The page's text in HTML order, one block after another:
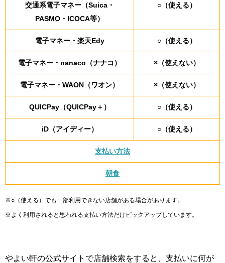
交通系電子マネー（Suica・
PASMO・ICOCA等）
○（使える）
電子マネー・楽天Edy ○（使える）
電子マネー・nanaco（ナナコ） ×（使えない）
電子マネー・WAON（ワオン） ×（使えない）
QUICPay（QUICPay＋） ○（使える）
iD（アイディー） ○（使える）
支払い方法
朝食
※○（使える）でも一部利用できない店舗がある場合があります。
※よく利用されると思われる支払い方法だけピックアップしています。
やよい軒の公式サイトで店舗検索をすると、支払いに何が